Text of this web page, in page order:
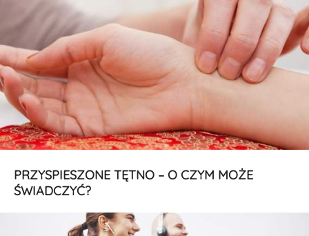
PRZYSPIESZONE TĘTNO – O CZYM MOŻE
ŚWIADCZYĆ?